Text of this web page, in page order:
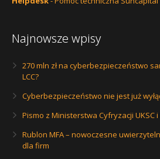
Najnowsze wpisy
270 mln zł na cyberbezpieczeństwo
LCC?
Cyberbezpieczeństwo nie jest już
Pismo z Ministerstwa Cyfryzacji UKSC i
Rublon MFA – nowoczesne
dla firm